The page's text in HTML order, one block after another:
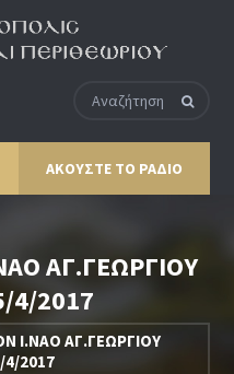
ΑΚΟΥΣΤΕ ΤΟ ΡΑΔΙΟ
ΑΓ.ΓΕΩΡΓΙΟΥ
4/2017
Ι.ΝΑΟ ΑΓ.ΓΕΩΡΓΙΟΥ
4/2017